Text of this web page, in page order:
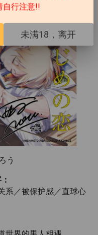
う
系／被保护感／直球心
自行注意!!
未满18，离开